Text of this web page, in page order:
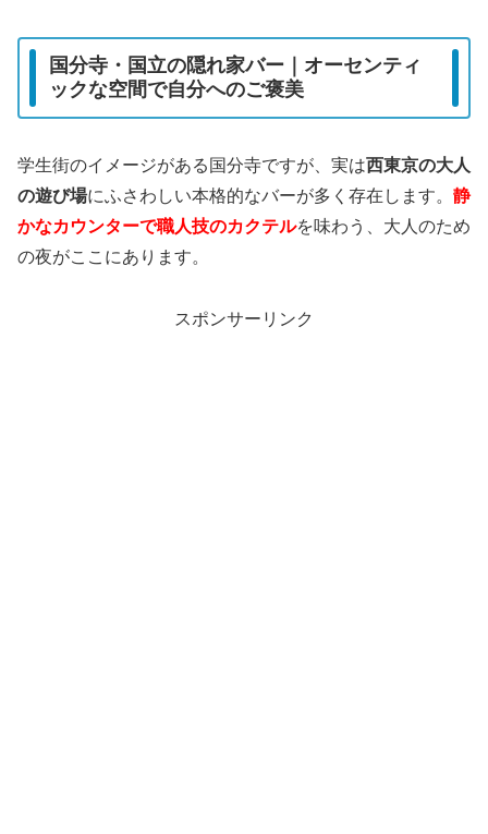
国分寺・国立の隠れ家バー｜オーセンティ
ックな空間で自分へのご褒美
学生街のイメージがある国分寺ですが、実は西東京の大人
の遊び場にふさわしい本格的なバーが多く存在します。 静
かなカウンターで職人技のカクテルを味わう、大人のため
の夜がここにあります。
スポンサーリンク